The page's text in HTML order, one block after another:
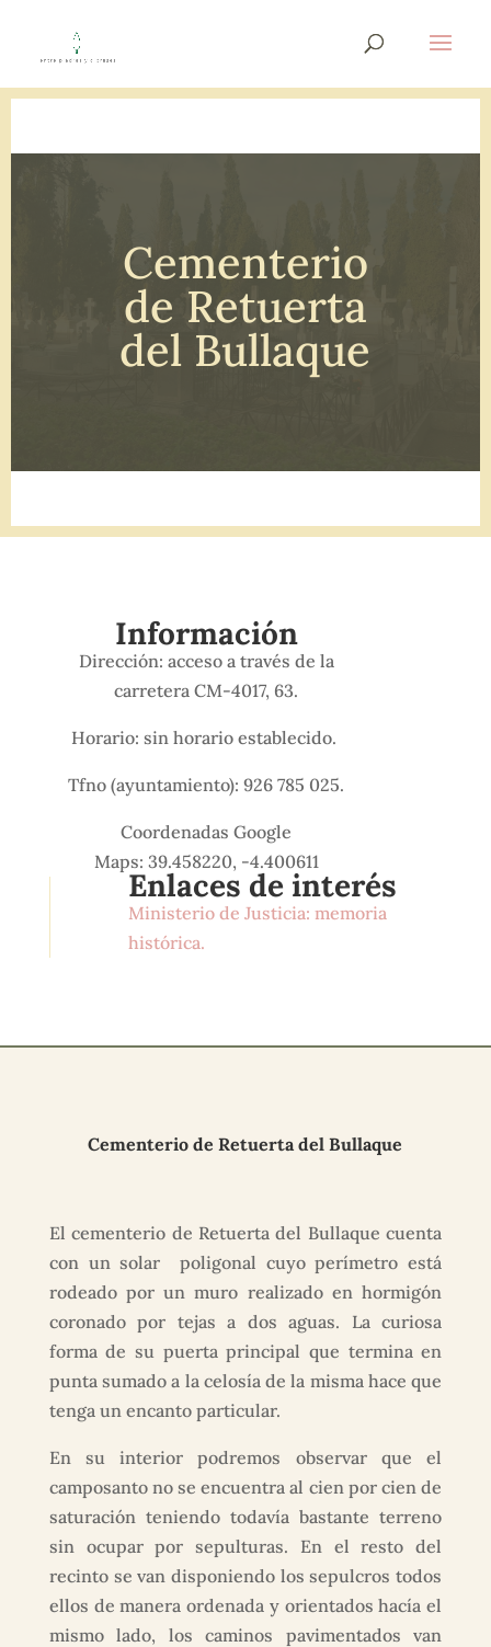
Cementerio
de Retuerta
del Bullaque
Información
Dirección: acceso a través de la
carretera CM-4017, 63.
Horario: sin horario establecido.
Tfno (ayuntamiento): 926 785 025.
Coordenadas Google
Maps: 39.458220, -4.400611
Enlaces de interés
Ministerio de Justicia: memoria
histórica.
Cementerio de Retuerta del Bullaque
El cementerio de Retuerta del Bullaque cuenta
con un solar poligonal cuyo perímetro está
rodeado por un muro realizado en hormigón
coronado por tejas a dos aguas. La curiosa
forma de su puerta principal que termina en
punta sumado a la celosía de la misma hace que
tenga un encanto particular.
En su interior podremos observar que el
camposanto no se encuentra al cien por cien de
saturación teniendo todavía bastante terreno
sin ocupar por sepulturas. En el resto del
recinto se van disponiendo los sepulcros todos
ellos de manera ordenada y orientados hacía el
mismo lado, los caminos pavimentados van